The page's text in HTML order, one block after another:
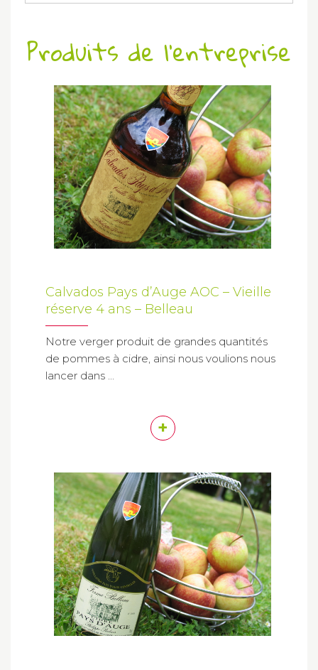
Produits de l'entreprise
Calvados Pays d’Auge AOC – Vieille
réserve 4 ans – Belleau
Notre verger produit de grandes quantités
de pommes à cidre, ainsi nous voulions nous
lancer dans ...
+